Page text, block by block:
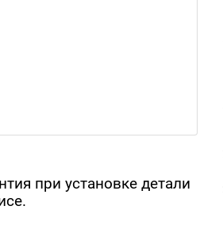
при установке детали